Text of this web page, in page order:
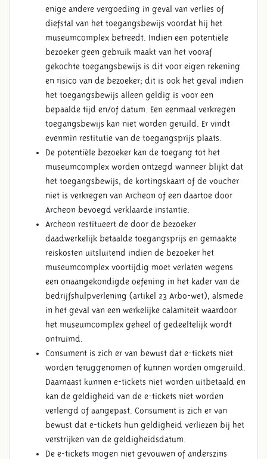
enige andere vergoeding in geval van verlies of
diefstal van het toegangsbewijs voordat hij het
museumcomplex betreedt. Indien een potentiële
bezoeker geen gebruik maakt van het vooraf
gekochte toegangsbewijs is dit voor eigen rekening
en risico van de bezoeker; dit is ook het geval indien
het toegangsbewijs alleen geldig is voor een
bepaalde tijd en/of datum. Een eenmaal verkregen
toegangsbewijs kan niet worden geruild. Er vindt
evenmin restitutie van de toegangsprijs plaats.
De potentiële bezoeker kan de toegang tot het
museumcomplex worden ontzegd wanneer blijkt dat
het toegangsbewijs, de kortingskaart of de voucher
niet is verkregen van Archeon of een daartoe door
Archeon bevoegd verklaarde instantie.
Archeon restitueert de door de bezoeker
daadwerkelijk betaalde toegangsprijs en gemaakte
reiskosten uitsluitend indien de bezoeker het
museumcomplex voortijdig moet verlaten wegens
een onaangekondigde oefening in het kader van de
bedrijfshulpverlening (artikel 23 Arbo-wet), alsmede
in het geval van een werkelijke calamiteit waardoor
het museumcomplex geheel of gedeeltelijk wordt
ontruimd.
Consument is zich er van bewust dat e-tickets niet
worden teruggenomen of kunnen worden omgeruild.
Daarnaast kunnen e-tickets niet worden uitbetaald en
kan de geldigheid van de e-tickets niet worden
verlengd of aangepast. Consument is zich er van
bewust dat e-tickets hun geldigheid verliezen bij het
verstrijken van de geldigheidsdatum.
De e-tickets mogen niet gevouwen of anderszins